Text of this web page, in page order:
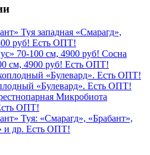
Туя западная «Смарагд»,
руб! Есть ОПТ!
Сосна
см, 4900 руб! Есть ОПТ!
«Булевард». Есть ОПТ!
Микробиота
ОПТ!
Туя: «Смарагд», «Брабант»,
и др. Есть ОПТ!